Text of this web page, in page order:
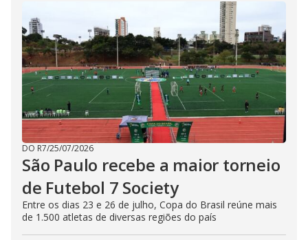
DO R7/25/07/2026
São Paulo recebe a maior torneio
de Futebol 7 Society
Entre os dias 23 e 26 de julho, Copa do Brasil reúne mais
de 1.500 atletas de diversas regiões do país